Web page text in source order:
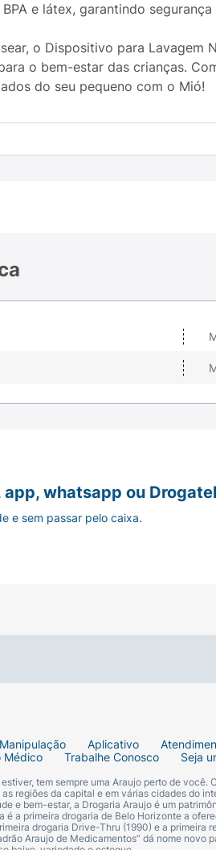
e látex, garantindo segurança
o Dispositivo para
o bem-estar das crianças.
do seu pequeno com o Mió!
Aplicativo
Médico Trabalhe Conosco Seja
tem sempre uma Araujo perto de
regiões da capital e em várias cidades do
e bem-estar, a Drogaria Araujo é um
é a primeira drogaria de Belo Horizonte a
drogaria Drive-Thru (1990) e a
Araujo de Medicamentos” dá nome
app, whatsapp ou Drogatel
e sem passar pelo caixa.